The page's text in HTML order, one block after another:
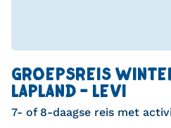
GROEPSREIS
LAPLAND - LEVI
7- of 8-daagse reis met